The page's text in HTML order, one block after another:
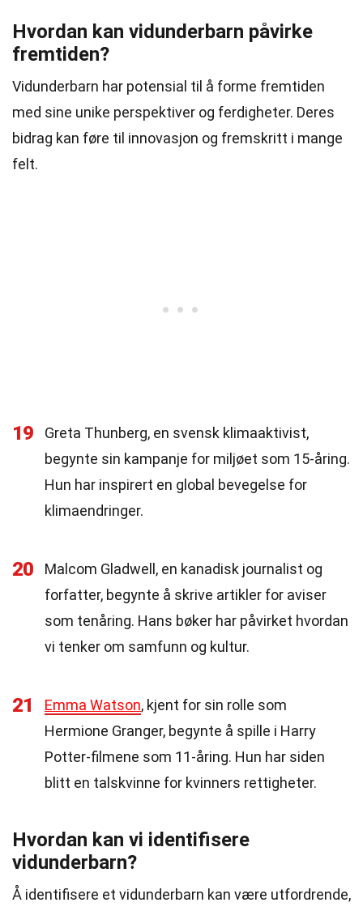
Hvordan kan vidunderbarn påvirke
fremtiden?
Vidunderbarn har potensial til å forme fremtiden
med sine unike perspektiver og ferdigheter. Deres
bidrag kan føre til innovasjon og fremskritt i mange
felt.
19
Greta Thunberg, en svensk klimaaktivist,
begynte sin kampanje for miljøet som 15-åring.
Hun har inspirert en global bevegelse for
klimaendringer.
20
Malcom Gladwell, en kanadisk journalist og
forfatter, begynte å skrive artikler for aviser
som tenåring. Hans bøker har påvirket hvordan
vi tenker om samfunn og kultur.
21 Emma Watson, kjent for sin rolle som
Hermione Granger, begynte å spille i Harry
Potter-filmene som 11-åring. Hun har siden
blitt en talskvinne for kvinners rettigheter.
Hvordan kan vi identifisere
vidunderbarn?
Å identifisere et vidunderbarn kan være utfordrende,